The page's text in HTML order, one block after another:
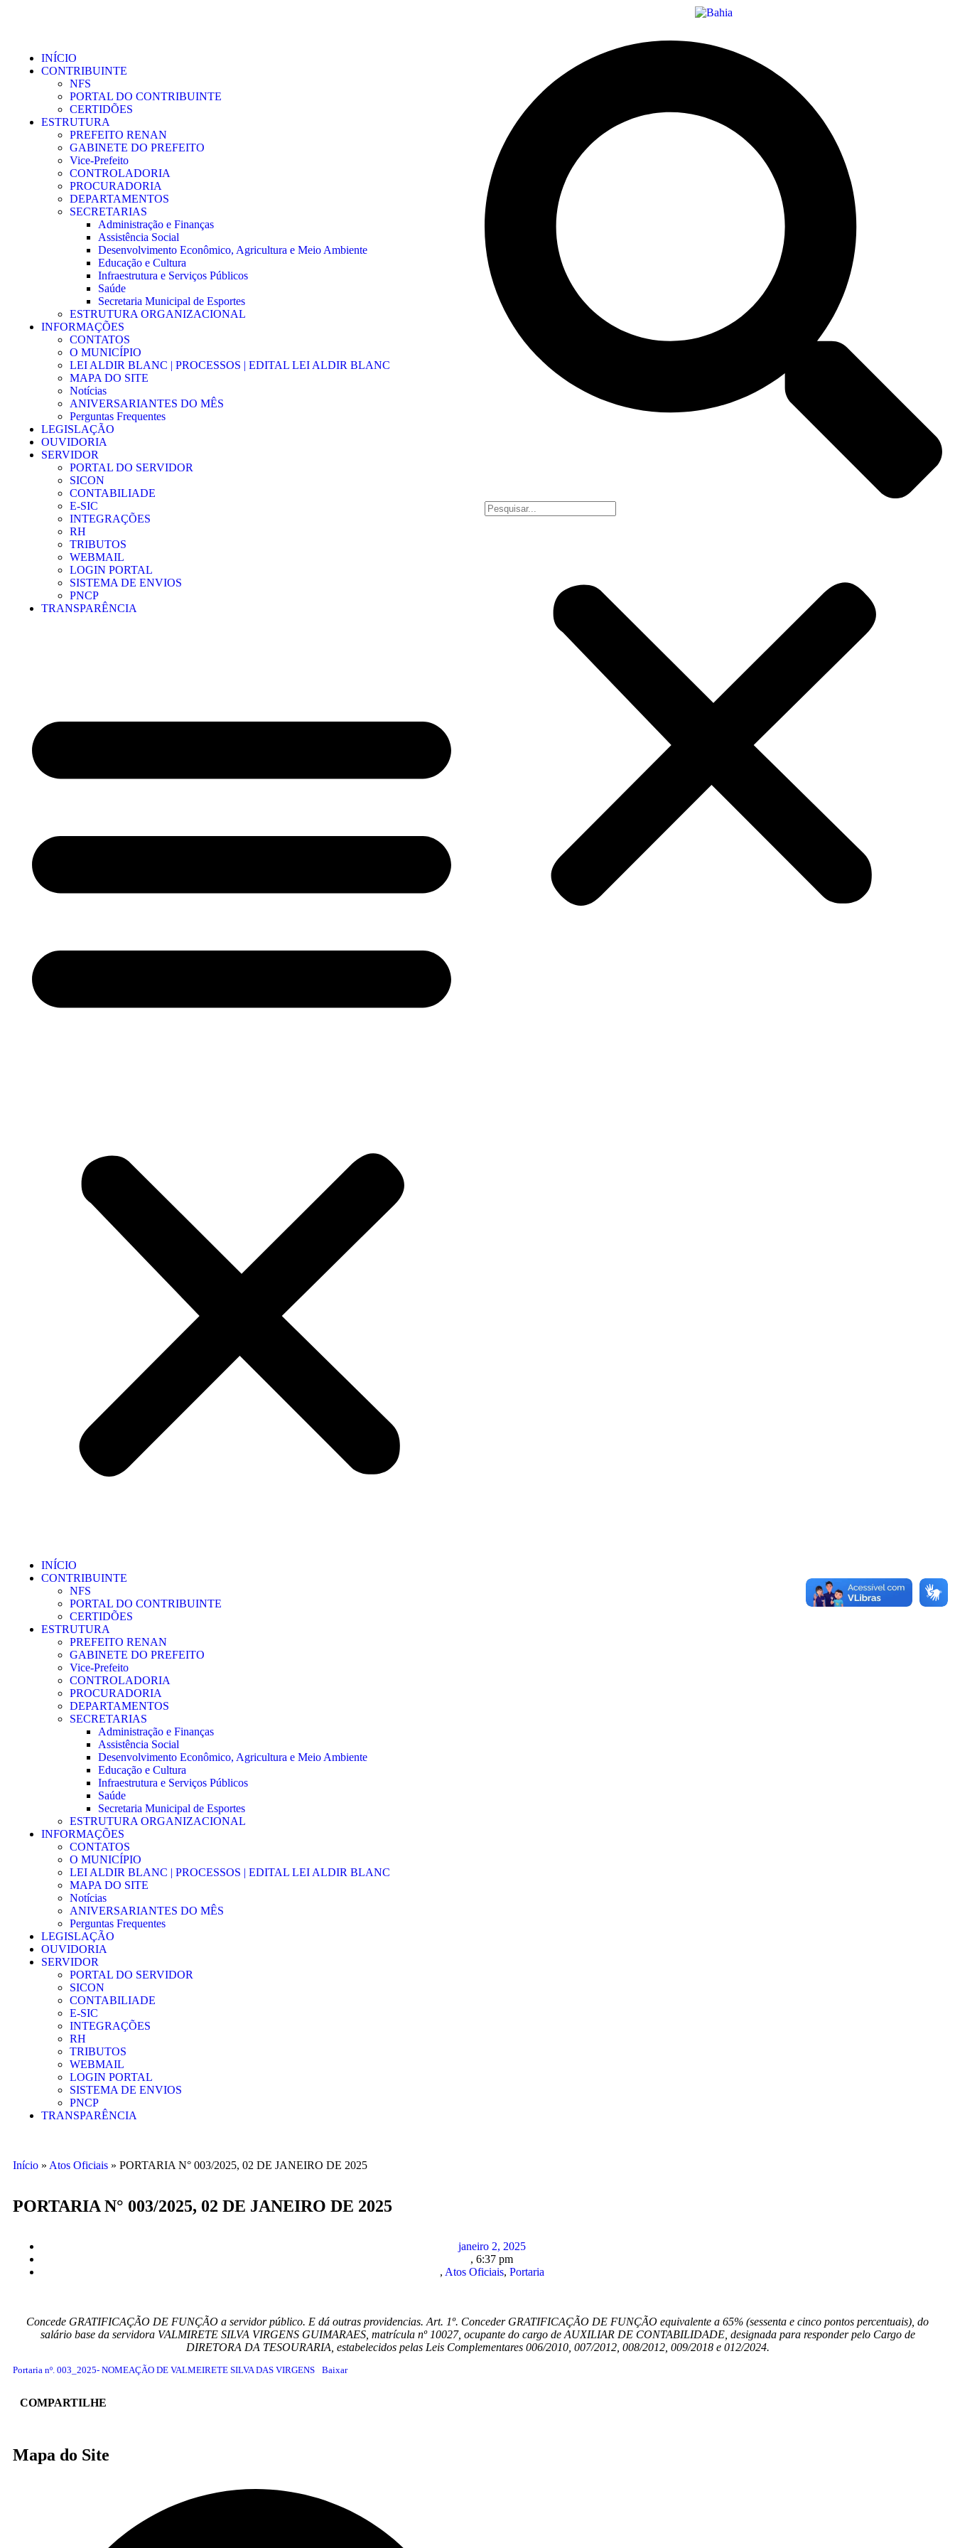
INÍCIO
CONTRIBUINTE
NFS
PORTAL DO CONTRIBUINTE
CERTIDÕES
ESTRUTURA
PREFEITO RENAN
GABINETE DO PREFEITO
Vice-Prefeito
CONTROLADORIA
PROCURADORIA
DEPARTAMENTOS
SECRETARIAS
Administração e Finanças
Assistência Social
Desenvolvimento Econômico, Agricultura e Meio Ambiente
Educação e Cultura
Infraestrutura e Serviços Públicos
Saúde
Secretaria Municipal de Esportes
ESTRUTURA ORGANIZACIONAL
INFORMAÇÕES
CONTATOS
O MUNICÍPIO
LEI ALDIR BLANC | PROCESSOS | EDITAL LEI ALDIR BLANC
MAPA DO SITE
Notícias
ANIVERSARIANTES DO MÊS
Perguntas Frequentes
LEGISLAÇÃO
OUVIDORIA
SERVIDOR
PORTAL DO SERVIDOR
SICON
CONTABILIADE
E-SIC
INTEGRAÇÕES
RH
TRIBUTOS
WEBMAIL
LOGIN PORTAL
SISTEMA DE ENVIOS
PNCP
TRANSPARÊNCIA
INÍCIO
CONTRIBUINTE
NFS
PORTAL DO CONTRIBUINTE
CERTIDÕES
ESTRUTURA
PREFEITO RENAN
GABINETE DO PREFEITO
Vice-Prefeito
CONTROLADORIA
PROCURADORIA
DEPARTAMENTOS
SECRETARIAS
Administração e Finanças
Assistência Social
Desenvolvimento Econômico, Agricultura e Meio Ambiente
Educação e Cultura
Infraestrutura e Serviços Públicos
Saúde
Secretaria Municipal de Esportes
ESTRUTURA ORGANIZACIONAL
INFORMAÇÕES
CONTATOS
O MUNICÍPIO
LEI ALDIR BLANC | PROCESSOS | EDITAL LEI ALDIR BLANC
MAPA DO SITE
Notícias
ANIVERSARIANTES DO MÊS
Perguntas Frequentes
LEGISLAÇÃO
OUVIDORIA
SERVIDOR
PORTAL DO SERVIDOR
SICON
CONTABILIADE
E-SIC
INTEGRAÇÕES
RH
TRIBUTOS
WEBMAIL
LOGIN PORTAL
SISTEMA DE ENVIOS
PNCP
TRANSPARÊNCIA
Início » Atos Oficiais » PORTARIA N° 003/2025, 02 DE JANEIRO DE 2025
PORTARIA N° 003/2025, 02 DE JANEIRO DE 2025
janeiro 2, 2025
, 6:37 pm
, Atos Oficiais, Portaria
Concede GRATIFICAÇÃO DE FUNÇÃO a servidor público. E dá outras providencias. Art. 1º. Conceder GRATIFICAÇÃO DE FUNÇÃO equivalente a 65% (sessenta e cinco pontos percentuais), do
salário base da servidora VALMIRETE SILVA VIRGENS GUIMARAES, matrícula nº 10027, ocupante do cargo de AUXILIAR DE CONTABILIDADE, designada para responder pelo Cargo de
DIRETORA DA TESOURARIA, estabelecidos pelas Leis Complementares 006/2010, 007/2012, 008/2012, 009/2018 e 012/2024.
Portaria nº. 003_2025- NOMEAÇÃO DE VALMEIRETE SILVA DAS VIRGENS Baixar
COMPARTILHE
Mapa do Site